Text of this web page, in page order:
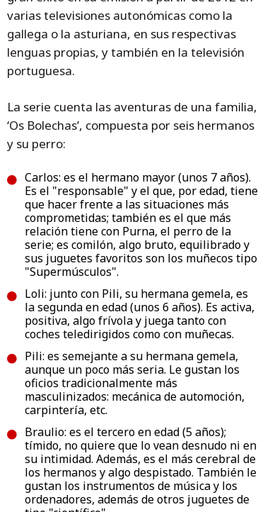
varias televisiones autonómicas como la
gallega o la asturiana, en sus respectivas
lenguas propias, y también en la televisión
portuguesa.
La serie cuenta las aventuras de una familia,
‘Os Bolechas’, compuesta por seis hermanos
y su perro:
Carlos: es el hermano mayor (unos 7 años).
Es el "responsable" y el que, por edad, tiene
que hacer frente a las situaciones más
comprometidas; también es el que más
relación tiene con Purna, el perro de la
serie; es comilón, algo bruto, equilibrado y
sus juguetes favoritos son los muñecos tipo
"Supermúsculos".
Loli: junto con Pili, su hermana gemela, es
la segunda en edad (unos 6 años). Es activa,
positiva, algo frívola y juega tanto con
coches teledirigidos como con muñecas.
Pili: es semejante a su hermana gemela,
aunque un poco más seria. Le gustan los
oficios tradicionalmente más
masculinizados: mecánica de automoción,
carpintería, etc.
Braulio: es el tercero en edad (5 años);
tímido, no quiere que lo vean desnudo ni en
su intimidad. Además, es el más cerebral de
los hermanos y algo despistado. También le
gustan los instrumentos de música y los
ordenadores, además de otros juguetes de